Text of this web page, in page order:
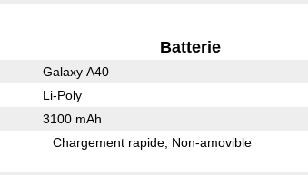
Batterie
Galaxy A40
Li-Poly
3100 mAh
Chargement rapide Non-amovible